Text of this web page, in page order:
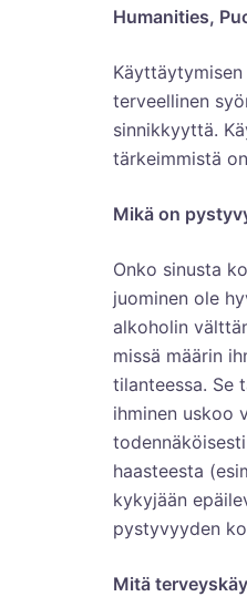
Humanities,
terveellinen
sinnikkyyttä.
tärkeimmistä on
Mikä on
Onko sinusta
juominen ole
alkoholin
missä määrin
tilanteessa. Se
ihminen uskoo
haasteesta
kykyjään
pystyvyyden
Mitä